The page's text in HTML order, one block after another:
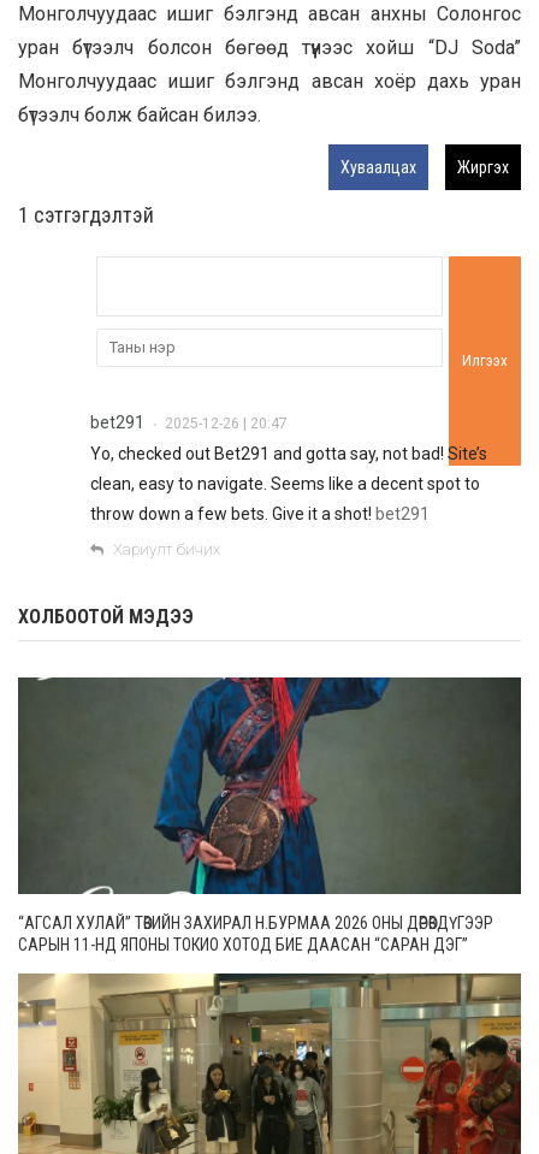
Монголчуудаас ишиг бэлгэнд авсан анхны Солонгос
уран бүтээлч болсон бөгөөд түүнээс хойш “DJ Soda”
Монголчуудаас ишиг бэлгэнд авсан хоёр дахь уран
бүтээлч болж байсан билээ.
Хуваалцах Жиргэх
1 сэтгэгдэлтэй
Илгээх
bet291 • 2025-12-26 | 20:47
Yo, checked out Bet291 and gotta say, not bad! Site’s
clean, easy to navigate. Seems like a decent spot to
throw down a few bets. Give it a shot! bet291
Хариулт бичих
ХОЛБООТОЙ МЭДЭЭ
“АГСАЛ ХУЛАЙ” ТӨВИЙН ЗАХИРАЛ Н.БУРМАА 2026 ОНЫ ДӨРӨВДҮГЭЭР
САРЫН 11-НД ЯПОНЫ ТОКИО ХОТОД БИЕ ДААСАН “САРАН ДЭГ”